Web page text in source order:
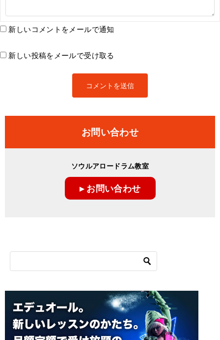
新しいコメントをメールで通知
新しい投稿をメールで受け取る
お問い合わせ
ソウルアロードラム教室
▸ お問い合わせ